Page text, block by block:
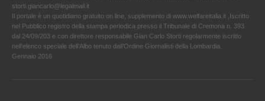
storti.giancarlo@legalmail.it
Il portale è un quotidiano gratuito on line, supplemento di www.welfareitalia.it ,Iscritto
nel Pubblico registro della stampa periodica presso il Tribunale di Cremona n. 393
dal 24/09/203 e con direttore responsabile Gian Carlo Storti regolarmente iscritto
nell’elenco speciale dell’Albo tenuto dall’Ordine Giornalisti della Lombardia.
Gennaio 2016